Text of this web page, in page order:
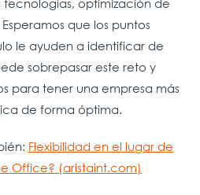
que los puntos
le ayuden a identificar de
sobrepasar este reto y
para tener una empresa más
de forma óptima.
Flexibilidad en el lugar de
Office? (aristaint.com)